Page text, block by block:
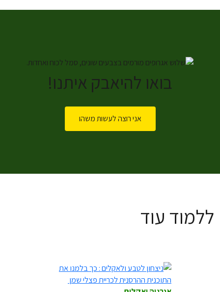
בואו להיאבק איתנו!
אני רוצה לעשות משהו
ללמוד עוד